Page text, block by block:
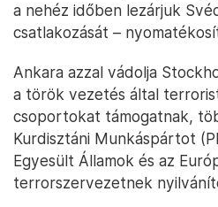
a nehéz időben lezárjuk
csatlakozását –
Ankara azzal vádolja
a török vezetés által
csoportokat támogatnak,
Kurdisztáni Munkáspártot
Egyesült Államok és az
terrorszervezetnek